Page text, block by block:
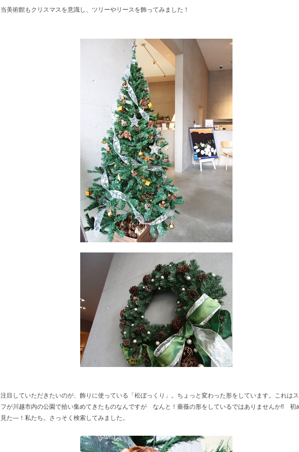
当美術館もクリスマスを意識し、ツリーやリースを飾ってみました！
注目していただきたいのが、飾りに使っている「松ぼっくり」。ちょっと変わった形をしています。これは
フが川越市内の公園で拾い集めてきたものなんですが なんと！薔薇の形をしているではありませんか!! 初
見た―！私たち。さっそく検索してみました。